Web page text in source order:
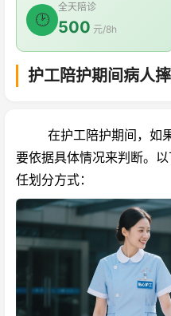
🕑
全天陪诊
500 元/8h
护工陪护期间病人
在护工陪护期间，如果
要依据具体情况来判断。
任划分方式：